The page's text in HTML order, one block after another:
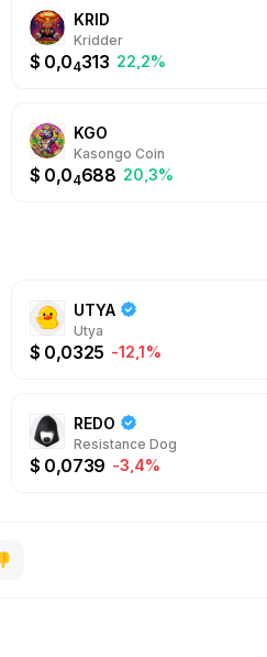
взаимодействия с
поддержка авторов и
Marketplace: безопасные p2p-
даже оплачивать
интерфейс Telegram. Это
настоящим гейм-
KRID
Kridder
$ 0,04313 22,2%
KGO
Kasongo Coin
$ 0,04688 20,3%
UTYA
Utya
$ 0,0325 -12,1%
REDO
Resistance Dog
$ 0,0739 -3,4%